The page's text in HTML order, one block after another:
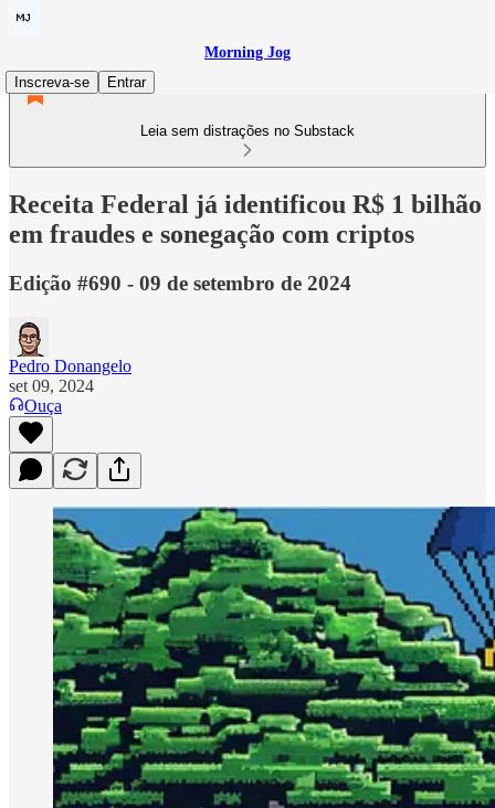
Morning Jog
Inscreva-se
Entrar
Leia sem distrações no Substack
Receita Federal já identificou R$ 1 bilhão
em fraudes e sonegação com criptos
Edição #690 - 09 de setembro de 2024
Pedro Donangelo
set 09, 2024
Ouça